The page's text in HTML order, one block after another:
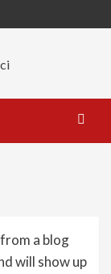
a blog
will show up